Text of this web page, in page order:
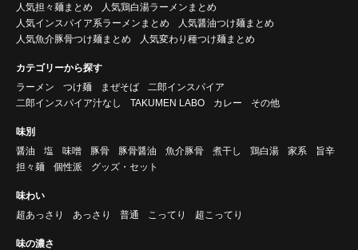
人気担々麺まとめ
人気鶏白湯ラーメンまとめ
人気インスパイア系ラーメンまとめ
人気醤油つけ麺まとめ
人気魚介豚骨つけ麺まとめ
人気変わり種つけ麺まとめ
カテゴリーから探す
ラーメン
つけ麺 まぜそば
二郎インスパイア
二郎インスパイア汁なし
TAKUMEN LABO カレー その他
味別
醤油
塩 味噌 豚骨 豚骨醤油 魚介豚骨 煮干し 鶏白湯 家系
旨辛
担々麺
個性派 グッズ・セット
味わい
超あっさり
あっさり 普通 こってり 超こってり
味の濃さ